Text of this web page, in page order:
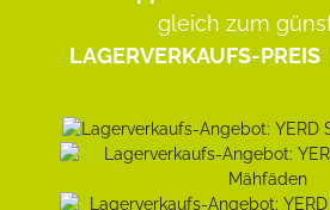
gleich zum
LAGERVERKAUFS-PREIS